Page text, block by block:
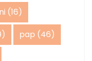
(16)
pap (46)